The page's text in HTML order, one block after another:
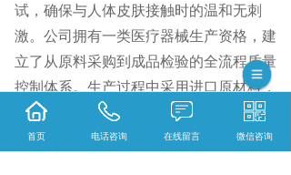
试，确保与人体皮肤接触时的温和无刺
激。公司拥有一类医疗器械生产资格，建
立了从原料采购到成品检验的全流程质量
控制体系。生产过程中采用进口原材料，
通过严格的工艺参数控制，使产品化学性
能保持稳定，为家庭使用提供了可靠保
首页 电话咨询 在线留言 微信咨询